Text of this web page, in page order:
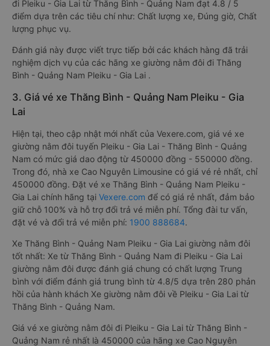
đi Pleiku - Gia Lai từ Thăng Bình - Quảng Nam đạt 4.8 / 5
điểm dựa trên các tiêu chí như: Chất lượng xe, Đúng giờ, Chất
lượng phục vụ.
Đánh giá này được viết trực tiếp bởi các khách hàng đã trải
nghiệm dịch vụ của các hãng xe giường nằm đôi đi Thăng
Bình - Quảng Nam Pleiku - Gia Lai .
3. Giá vé xe Thăng Bình - Quảng Nam Pleiku - Gia
Lai
Hiện tại, theo cập nhật mới nhất của Vexere.com, giá vé xe
giường nằm đôi tuyến Pleiku - Gia Lai - Thăng Bình - Quảng
Nam có mức giá dao động từ 450000 đồng - 550000 đồng.
Trong đó, nhà xe Cao Nguyên Limousine có giá vé rẻ nhất, chỉ
450000 đồng. Đặt vé xe Thăng Bình - Quảng Nam Pleiku -
Gia Lai chính hãng tại Vexere.com để có giá rẻ nhất, đảm bảo
giữ chỗ 100% và hỗ trợ đổi trả vé miễn phí. Tổng đài tư vấn,
đặt vé và đổi trả vé miễn phí: 1900 888684.
Xe Thăng Bình - Quảng Nam Pleiku - Gia Lai giường nằm đôi
tốt nhất: Xe từ Thăng Bình - Quảng Nam đi Pleiku - Gia Lai
giường nằm đôi được đánh giá chung có chất lượng Trung
bình với điểm đánh giá trung bình từ 4.8/5 dựa trên 280 phản
hồi của hành khách Xe giường nằm đôi về Pleiku - Gia Lai từ
Thăng Bình - Quảng Nam.
Giá vé xe giường nằm đôi đi Pleiku - Gia Lai từ Thăng Bình -
Quảng Nam rẻ nhất là 450000 của hãng xe Cao Nguyên